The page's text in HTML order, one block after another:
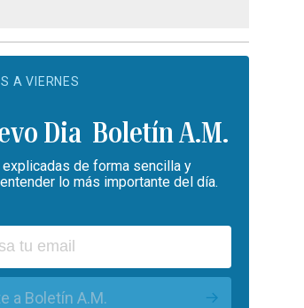
A VIERNES
Boletín A.M.
de forma sencilla y
lo más importante del día.
a Boletín A.M.